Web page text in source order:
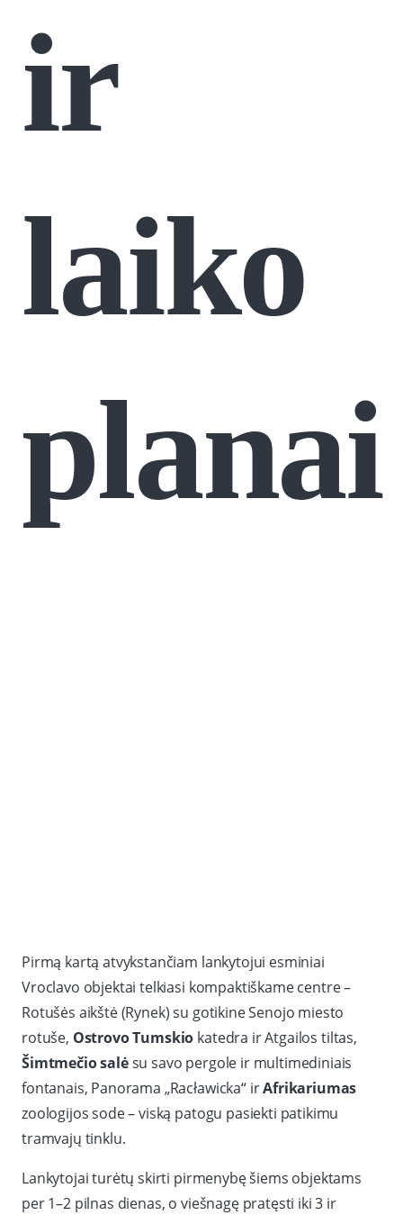
ir
laiko
planai
Pirmą kartą atvykstančiam lankytojui esminiai
Vroclavo objektai telkiasi kompaktiškame centre –
Rotušės aikštė (Rynek) su gotikine Senojo miesto
rotuše, Ostrovo Tumskio katedra ir Atgailos tiltas,
Šimtmečio salėsu savo pergole ir multimediniais
fontanais, Panorama „Racławicka“ irAfrikariumas
zoologijos sode – viską patogu pasiekti patikimu
tramvajų tinklu.
Lankytojai turėtų skirti pirmenybę šiems objektams
per 1–2 pilnas dienas, o viešnagę pratęsti iki 3 ir